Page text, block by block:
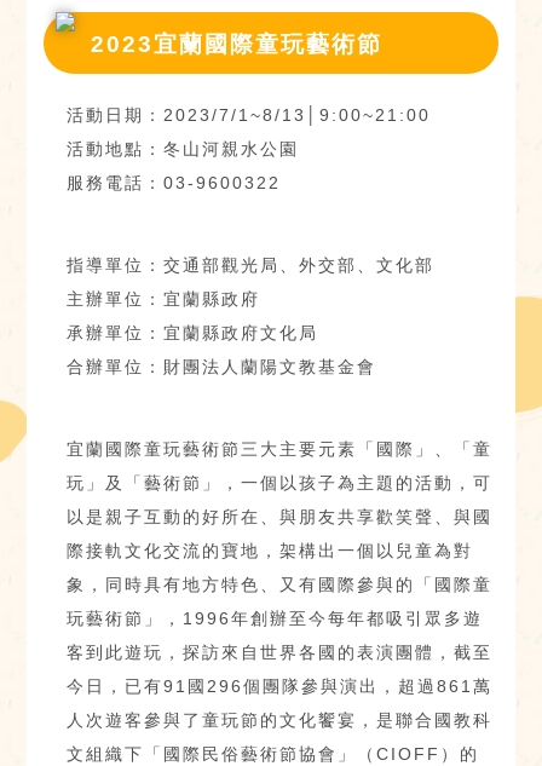
2023宜蘭國際童玩藝術節
活動日期：2023/7/1~8/13│9:00~21:00
活動地點：冬山河親水公園
服務電話：03-9600322
指導單位：交通部觀光局、外交部、文化部
主辦單位：宜蘭縣政府
承辦單位：宜蘭縣政府文化局
合辦單位：財團法人蘭陽文教基金會
宜蘭國際童玩藝術節三大主要元素「國際」、「童
玩」及「藝術節」，一個以孩子為主題的活動，可
以是親子互動的好所在、與朋友共享歡笑聲、與國
際接軌文化交流的寶地，架構出一個以兒童為對
象，同時具有地方特色、又有國際參與的「國際童
玩藝術節」，1996年創辦至今每年都吸引眾多遊
客到此遊玩，探訪來自世界各國的表演團體，截至
今日，已有91國296個團隊參與演出，超過861萬
人次遊客參與了童玩節的文化饗宴，是聯合國教科
文組織下「國際民俗藝術節協會」（CIOFF）的